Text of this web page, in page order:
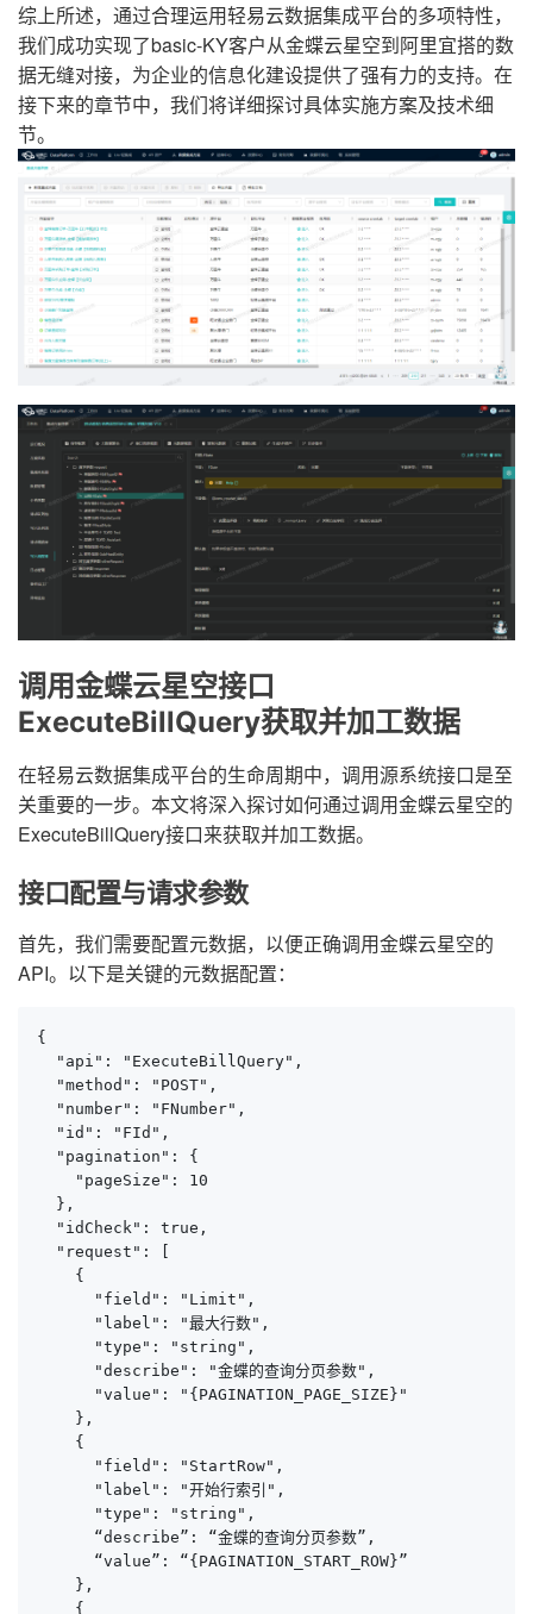
综上所述，通过合理运用轻易云数据集成平台的多项特性，
我们成功实现了basic-KY客户从金蝶云星空到阿里宜搭的数
据无缝对接，为企业的信息化建设提供了强有力的支持。在
接下来的章节中，我们将详细探讨具体实施方案及技术细
节。
调用金蝶云星空接口
ExecuteBillQuery获取并加工数据
在轻易云数据集成平台的生命周期中，调用源系统接口是至
关重要的一步。本文将深入探讨如何通过调用金蝶云星空的
ExecuteBillQuery接口来获取并加工数据。
接口配置与请求参数
首先，我们需要配置元数据，以便正确调用金蝶云星空的
API。以下是关键的元数据配置：
{
  "api": "ExecuteBillQuery",
  "method": "POST",
  "number": "FNumber",
  "id": "FId",
  "pagination": {
    "pageSize": 10
  },
  "idCheck": true,
  "request": [
    {
      "field": "Limit",
      "label": "最大行数",
      "type": "string",
      "describe": "金蝶的查询分页参数",
      "value": "{PAGINATION_PAGE_SIZE}"
    },
    {
      "field": "StartRow",
      "label": "开始行索引",
      "type": "string",
      “describe”: “金蝶的查询分页参数”,
      “value”: “{PAGINATION_START_ROW}”
    },
    {